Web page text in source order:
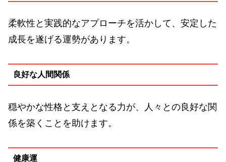
柔軟性と実践的なアプローチを活かして、安定した
成長を遂げる運勢があります。
良好な人間関係
穏やかな性格と支えとなる力が、人々との良好な関
係を築くことを助けます。
健康運